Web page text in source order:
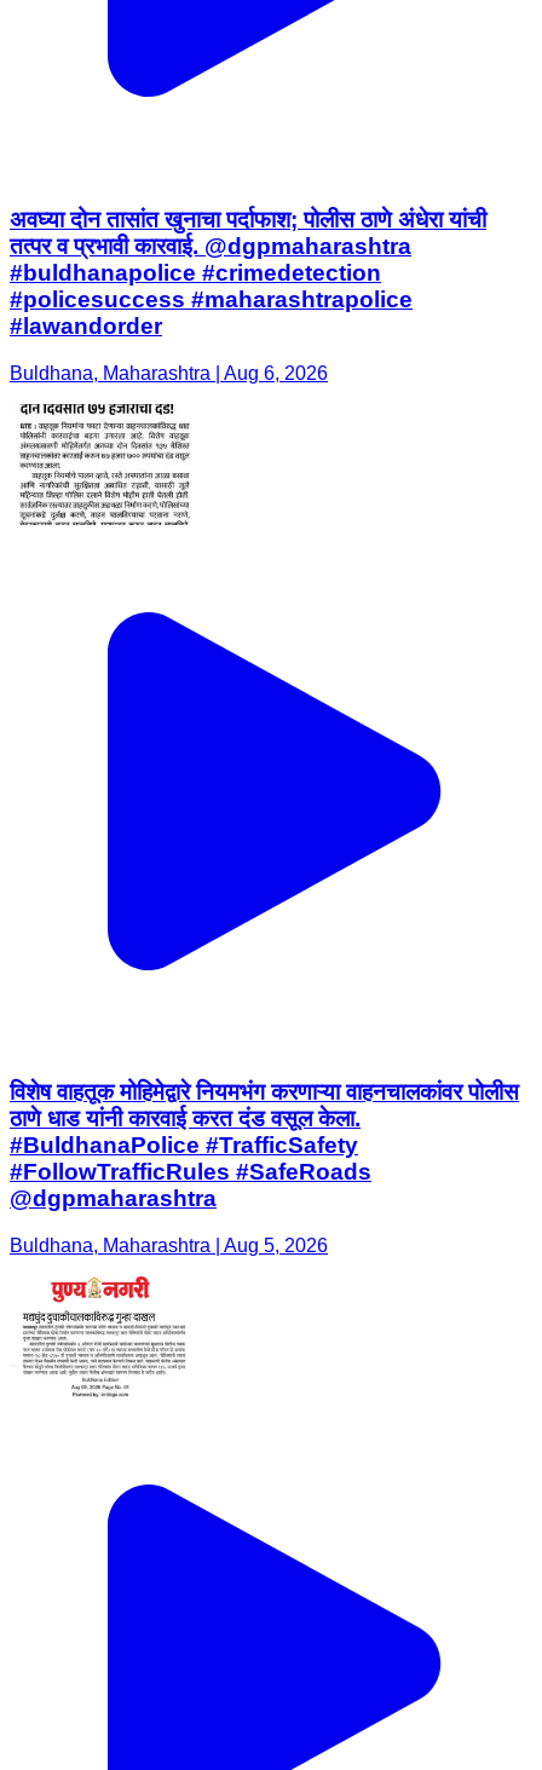
अवघ्या दोन तासांत खुनाचा पर्दाफाश; पोलीस ठाणे अंधेरा यांची
तत्पर व प्रभावी कारवाई. @dgpmaharashtra
#buldhanapolice #crimedetection
#policesuccess #maharashtrapolice
#lawandorder
Buldhana, Maharashtra | Aug 6, 2026
विशेष वाहतूक मोहिमेद्वारे नियमभंग करणाऱ्या वाहनचालकांवर पोलीस
ठाणे धाड यांनी कारवाई करत दंड वसूल केला.
#BuldhanaPolice #TrafficSafety
#FollowTrafficRules #SafeRoads
@dgpmaharashtra
Buldhana, Maharashtra | Aug 5, 2026